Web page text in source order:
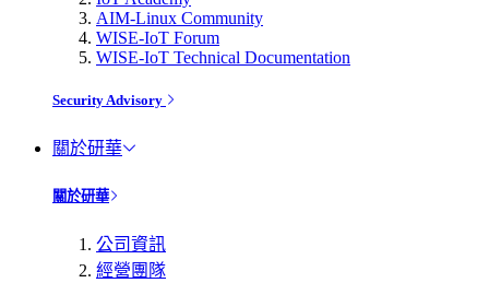
AIM-Linux Community
WISE-IoT Forum
WISE-IoT Technical Documentation
Security Advisory
關於研華
關於研華
公司資訊
經營團隊